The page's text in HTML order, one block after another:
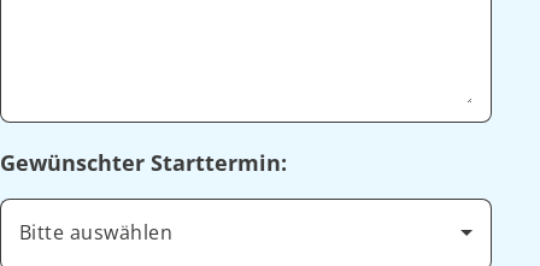
Gewünschter Starttermin:
Bitte auswählen